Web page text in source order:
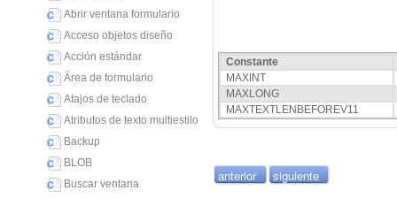
Abrir ventana formulario
Acceso objetos diseño
Acción estándar
Área de formulario
Atajos de teclado
Atributos de texto multiestilo
Backup
BLOB
Buscar ventana
Constante
MAXINT
MAXLONG
MAXTEXTLENBEFOREV11
anterior siguiente